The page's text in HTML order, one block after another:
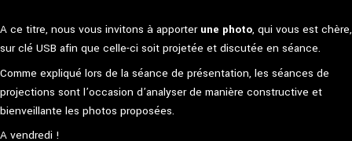
A ce titre, nous vous invitons à apporter une photo, qui vous est chère,
sur clé USB afin que celle-ci soit projetée et discutée en séance.
Comme expliqué lors de la séance de présentation, les séances de
projections sont l’occasion d’analyser de manière constructive et
bienveillante les photos proposées.
A vendredi !